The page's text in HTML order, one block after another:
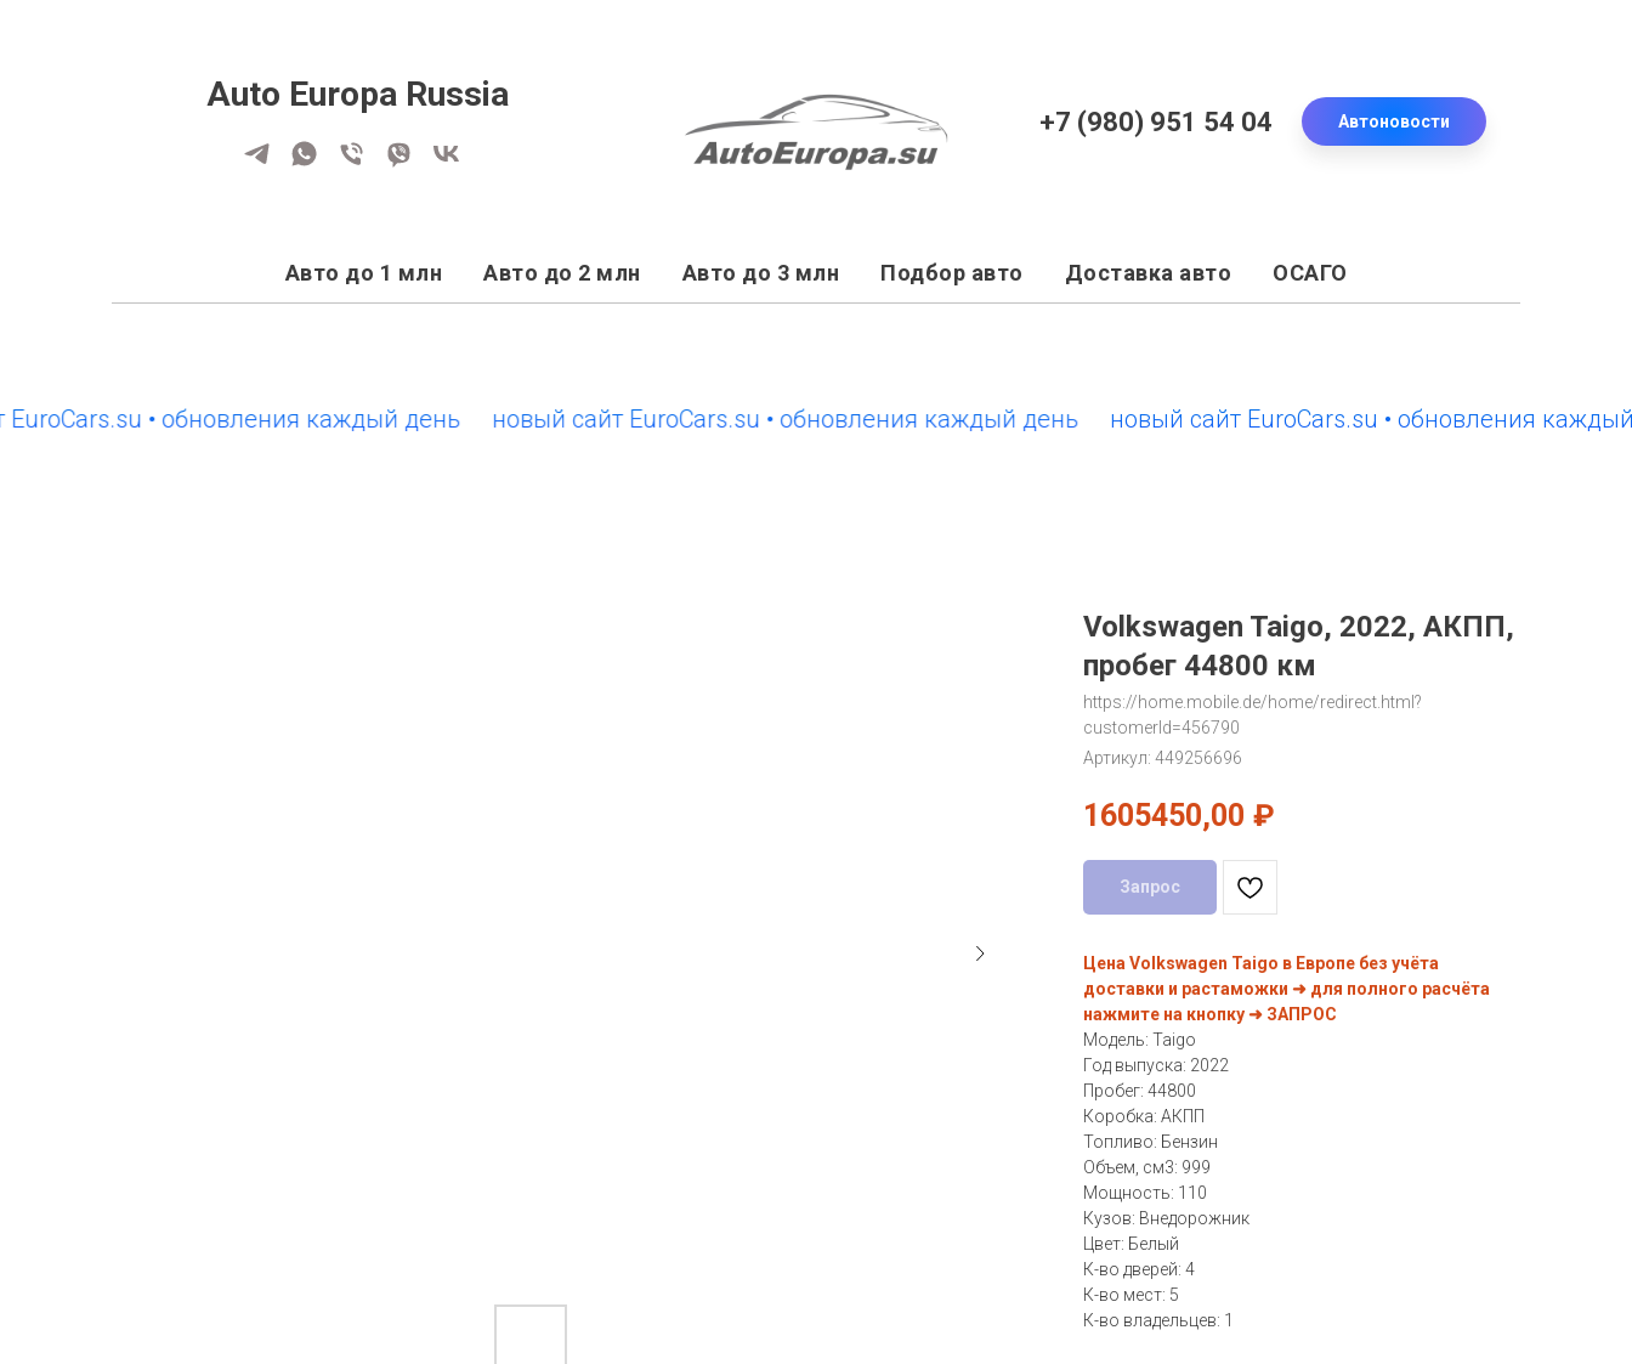
Auto Europa Russia
+7 (980) 951 54 04 Автоновости
Авто до 1 млн Авто до 2 млн Авто до 3 млн Подбор авто Доставка авто ОСАГО
• обновления каждый день новый сайт EuroCars.su • обновления каждый день новый сайт EuroCars.su • обновления каждый день
Volkswagen Taigo, 2022, АКПП,
пробег 44800 км
https://home.mobile.de/home/redirect.html?
customerId=456790
Артикул: 449256696
1605450,00 ₽
Запрос
Цена Volkswagen Taigo в Европе без учёта
доставки и растаможки ➜ для полного расчёта
нажмите на кнопку ➜ ЗАПРОС
Модель: Taigo
Год выпуска: 2022
Пробег: 44800
Коробка: АКПП
Топливо: Бензин
Объем, см3: 999
Мощность: 110
Кузов: Внедорожник
Цвет: Белый
К-во дверей: 4
К-во мест: 5
К-во владельцев: 1